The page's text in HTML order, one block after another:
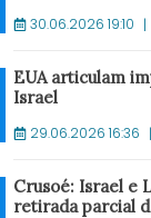
30.06.2026 19:10
EUA articulam
Israel
29.06.2026 16:36
Crusoé: Israel e
retirada parcial